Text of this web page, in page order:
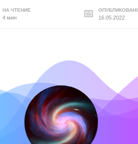
НА ЧТЕНИЕ
4 мин 16.05.2022